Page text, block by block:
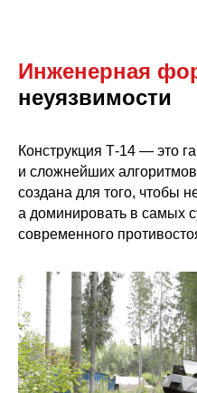
Инженерная
неуязвимости
Конструкция Т-14 — это
и сложнейших
создана для того, чтобы
а доминировать в самых
современного